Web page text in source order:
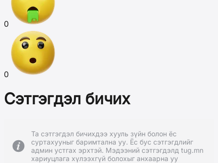
0
0
Сэтгэгдэл бичих
Та сэтгэгдэл бичихдээ хууль зүйн болон ёс
суртахууныг баримтална уу. Ёс бус сэтгэгдлийг
админ устгах эрхтэй. Мэдээний сэтгэгдэлд tug.mn
хариуцлага хүлээхгүй болохыг анхаарна уу